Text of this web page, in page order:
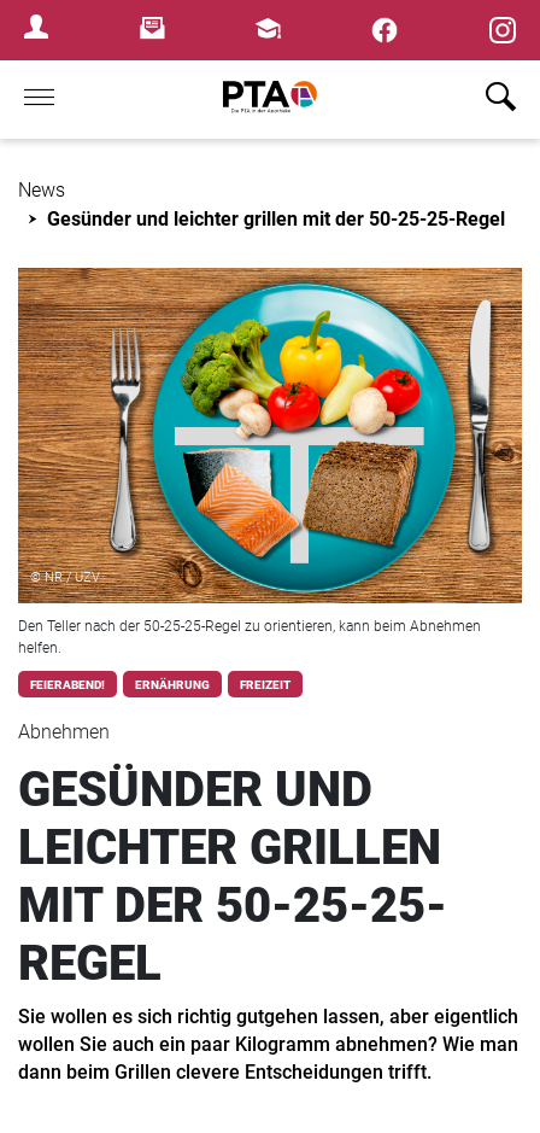
Login MenuNewsletterFortbildungen
Home
News
Gesünder und leichter grillen mit der 50-25-25-Regel
© NR / UZV
Den Teller nach der 50-25-25-Regel zu orientieren, kann beim Abnehmen
helfen.
FEIERABEND! ERNÄHRUNG FREIZEIT
Abnehmen
GESÜNDER UND
LEICHTER GRILLEN
MIT DER 50-25-25-
REGEL
Sie wollen es sich richtig gutgehen lassen, aber eigentlich
wollen Sie auch ein paar Kilogramm abnehmen? Wie man
dann beim Grillen clevere Entscheidungen trifft.
×